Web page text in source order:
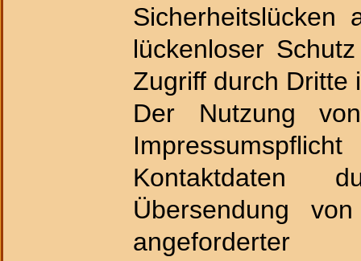
Sicherheitslücken
lückenloser
Zugriff durch Dritte
Der Nutzung
Kontaktdaten
Übersendung